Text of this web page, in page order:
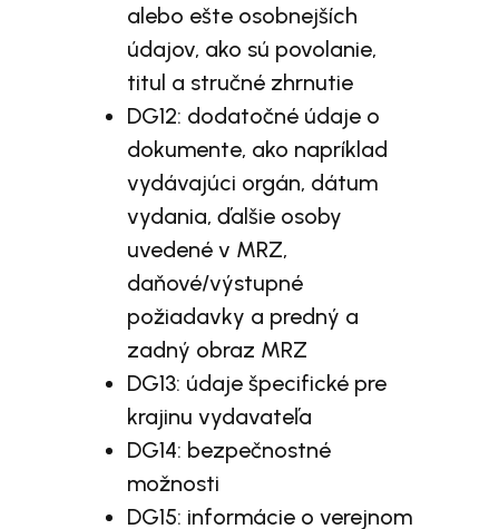
alebo ešte osobnejších
údajov, ako sú povolanie,
titul a stručné zhrnutie
DG12: dodatočné údaje o
dokumente, ako napríklad
vydávajúci orgán, dátum
vydania, ďalšie osoby
uvedené v MRZ,
daňové/výstupné
požiadavky a predný a
zadný obraz MRZ
DG13: údaje špecifické pre
krajinu vydavateľa
DG14: bezpečnostné
možnosti
DG15: informácie o verejnom